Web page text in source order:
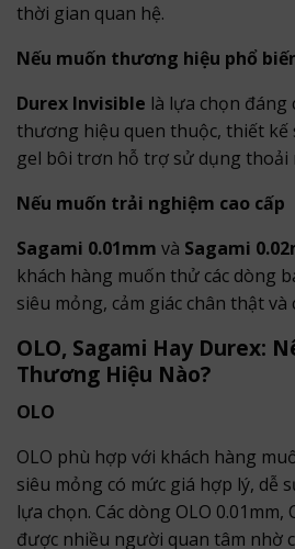
thời gian quan hệ.
Nếu muốn thương hiệu phổ
Durex Invisible là lựa chọn đáng
thương hiệu quen thuộc, thiết kế
gel bôi trơn hỗ trợ sử dụng thoải
Nếu muốn trải nghiệm cao cấp
Sagami 0.01mm và Sagami
khách hàng muốn thử các dòng
siêu mỏng, cảm giác chân thật
OLO, Sagami Hay Durex:
Thương Hiệu Nào?
OLO
OLO phù hợp với khách hàng
siêu mỏng có mức giá hợp lý, dễ
lựa chọn. Các dòng OLO 0.01mm,
được nhiều người quan tâm nhờ